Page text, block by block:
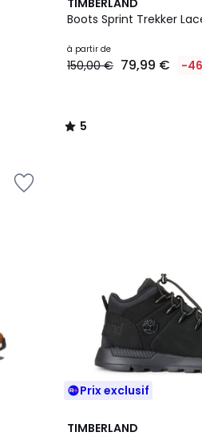
TIMBERLAND
Boots Sprint Trekker
à partir de
150,00 € 79,99 € -
/
Couleurs
5
/
Prix exclusif
TIMBERLAND
5